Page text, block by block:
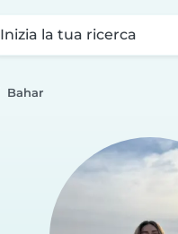
Inizia la tua ricerca
Bahar